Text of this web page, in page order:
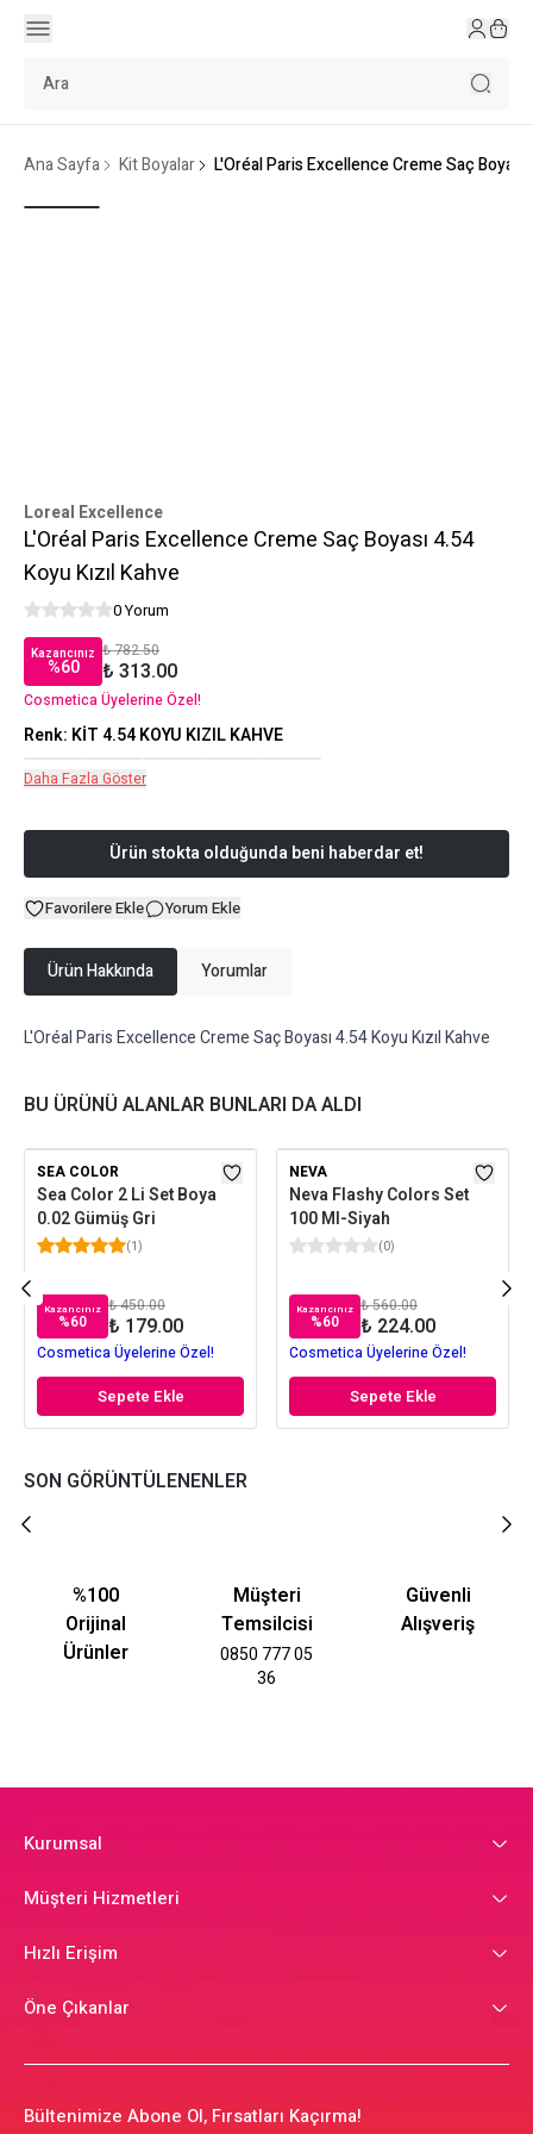
Ana Sayfa Kit Boyalar L'Oréal Paris Excellence Creme Saç Boyası
Loreal Excellence
L'Oréal Paris Excellence Creme Saç Boyası 4.54
Koyu Kızıl Kahve
0 Yorum
Kazancınız
%60
₺ 782.50
₺ 313.00
Cosmetica Üyelerine Özel!
Renk: KİT 4.54 KOYU KIZIL KAHVE
Daha Fazla Göster
Ürün stokta olduğunda beni haberdar et!
Favorilere Ekle Yorum Ekle
Ürün Hakkında Yorumlar
L'Oréal Paris Excellence Creme Saç Boyası 4.54 Koyu Kızıl Kahve
BU ÜRÜNÜ ALANLAR BUNLARI DA ALDI
SEA COLOR
Sea Color 2 Li Set Boya
0.02 Gümüş Gri
(1)
Kazancınız
%60
₺ 450.00
₺ 179.00
Cosmetica Üyelerine Özel!
Sepete Ekle
NEVA
Neva Flashy Colors Set
100 Ml-Siyah
(0)
Kazancınız
%60
₺ 560.00
₺ 224.00
Cosmetica Üyelerine Özel!
Sepete Ekle
SON GÖRÜNTÜLENENLER
%100
Orijinal
Ürünler
Müşteri
Temsilcisi
0850 777 05
36
Güvenli
Alışveriş
Kurumsal
Müşteri Hizmetleri
Hızlı Erişim
Öne Çıkanlar
Bültenimize Abone Ol, Fırsatları Kaçırma!